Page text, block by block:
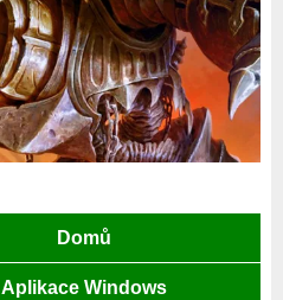
Domů
Aplikace Windows